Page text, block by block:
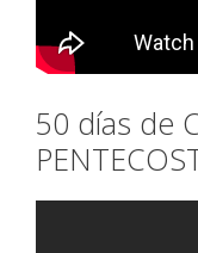
50 días de